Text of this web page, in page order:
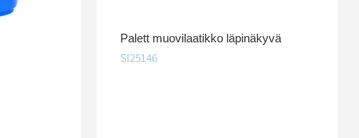
Palett muovilaatikko läpinäkyvä
SI25146